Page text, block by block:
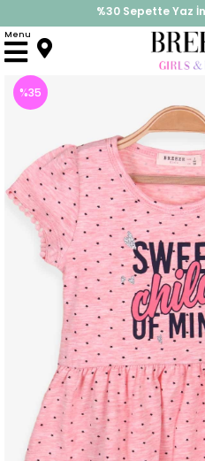
%30 Sepette Yaz
İndirimlere ek %10
Menu
Anasayfa Elbise Modelleri
%35